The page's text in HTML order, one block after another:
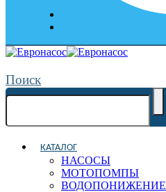
Поиск
КАТАЛОГ
НАСОСЫ
МОТОПОМПЫ
ВОДОПОНИЖЕНИЕ